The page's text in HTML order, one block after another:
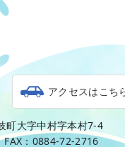
アクセスはこち
町大字中村字本村7-4
FAX：0884-72-2716